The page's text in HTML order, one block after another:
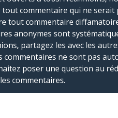
commentaire qui ne
tout commentaire
anonymes sont
partagez les avec les
commentaires ne sont pas
poser une question au
commentaires.